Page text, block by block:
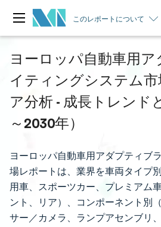
このレポートについて
ヨーロッパ自動車用ア
イティングシステム市
ア分析 - 成長トレンド
～2030年）
ヨーロッパ自動車用アダプティブ
場レポートは、業界を車両タイプ
用車、スポーツカー、プレミアム
ント、リア）、コンポーネント別
サー／カメラ、ランプアセンブリ